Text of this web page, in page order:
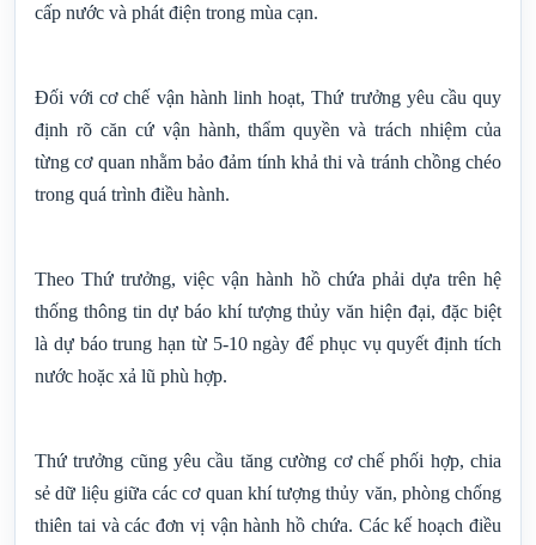
cấp nước và phát điện trong mùa cạn.
Đối với cơ chế vận hành linh hoạt, Thứ trưởng yêu cầu quy
định rõ căn cứ vận hành, thẩm quyền và trách nhiệm của
từng cơ quan nhằm bảo đảm tính khả thi và tránh chồng chéo
trong quá trình điều hành.
Theo Thứ trưởng, việc vận hành hồ chứa phải dựa trên hệ
thống thông tin dự báo khí tượng thủy văn hiện đại, đặc biệt
là dự báo trung hạn từ 5-10 ngày để phục vụ quyết định tích
nước hoặc xả lũ phù hợp.
Thứ trưởng cũng yêu cầu tăng cường cơ chế phối hợp, chia
sẻ dữ liệu giữa các cơ quan khí tượng thủy văn, phòng chống
thiên tai và các đơn vị vận hành hồ chứa. Các kế hoạch điều